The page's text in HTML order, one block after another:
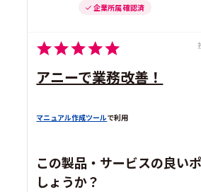
企業所属 確認済
アニーで業務改善！
マニュアル作成ツールで利用
この製品・サービスの良い
しょうか？